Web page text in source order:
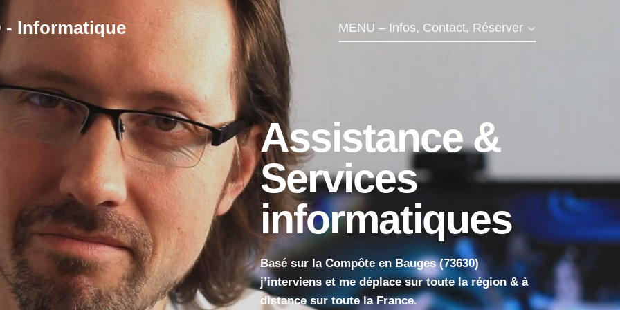
- Informatique MENU – Infos, Contact, Réserver
Assistance &
Services
informatiques
Basé sur la Compôte en Bauges (73630)
j’interviens et me déplace sur toute la région & à
distance sur toute la France.